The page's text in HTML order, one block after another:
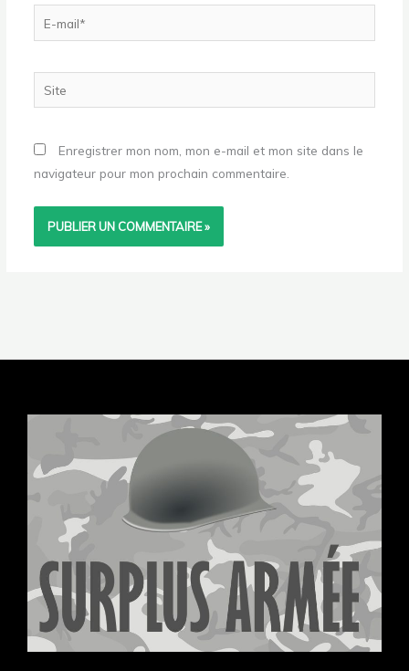
mail*
Site
Enregistrer mon nom, mon e-mail et mon site dans le
navigateur pour mon prochain commentaire.